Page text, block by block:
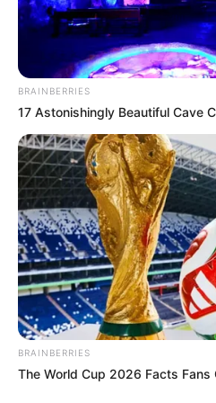
volt Irina számára, hogy
vásároljon egy jó új
egy iskolával és egy
volt bútor, de vettek egy
leterítették a földre.
egyetlen bútor a házukban,
nekik.
„Nagyszerű, hogy van egy
mondta Irina mosolyogva
Egy héttel később a
nekik egy asztalt a
– Itt egy ajándék neked –
BRAINBERRIES
17 Astonishingly Beautiful Cave
BRAINBERRIES
The World Cup 2026 Facts